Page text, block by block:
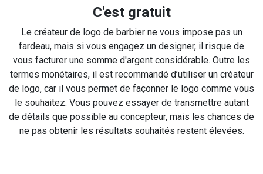
C'est gratuit
Le créateur de logo de barbierne vous impose pas un
fardeau, mais si vous engagez un designer, il risque de
vous facturer une somme d'argent considérable. Outre les
termes monétaires, il est recommandé d’utiliser un créateur
de logo, car il vous permet de façonner le logo comme vous
le souhaitez. Vous pouvez essayer de transmettre autant
de détails que possible au concepteur, mais les chances de
ne pas obtenir les résultats souhaités restent élevées.